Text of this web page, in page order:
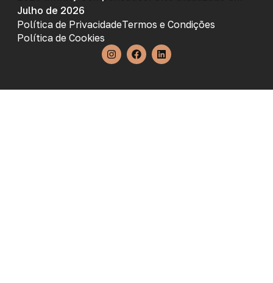
Julho de 2026
Política de PrivacidadeTermos e Condições
Política de Cookies